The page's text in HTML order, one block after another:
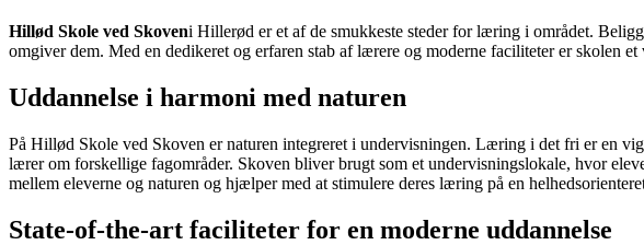
Hillød Skole ved Skoveni Hillerød er et af de smukkeste steder for læring i området.
omgiver dem. Med en dedikeret og erfaren stab af lærere og moderne faciliteter er skolen
Uddannelse i harmoni med naturen
På Hillød Skole ved Skoven er naturen integreret i undervisningen. Læring i det fri er en
lærer om forskellige fagområder. Skoven bliver brugt som et undervisningslokale, hvor
mellem eleverne og naturen og hjælper med at stimulere deres læring på en
State-of-the-art faciliteter for en moderne uddannelse